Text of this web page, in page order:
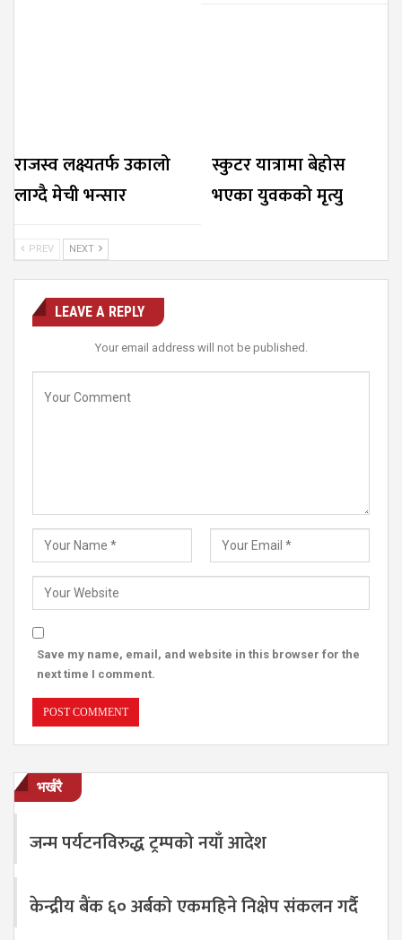
राजस्व लक्ष्यतर्फ उकालो
लाग्दै मेची भन्सार
स्कुटर यात्रामा बेहोस
भएका युवकको मृत्यु
PREV NEXT
LEAVE A REPLY
Your email address will not be published.
Save my name, email, and website in this browser for the
next time I comment.
भर्खरै
जन्म पर्यटनविरुद्ध ट्रम्पको नयाँ आदेश
केन्द्रीय बैंक ६० अर्बको एकमहिने निक्षेप संकलन गर्दै